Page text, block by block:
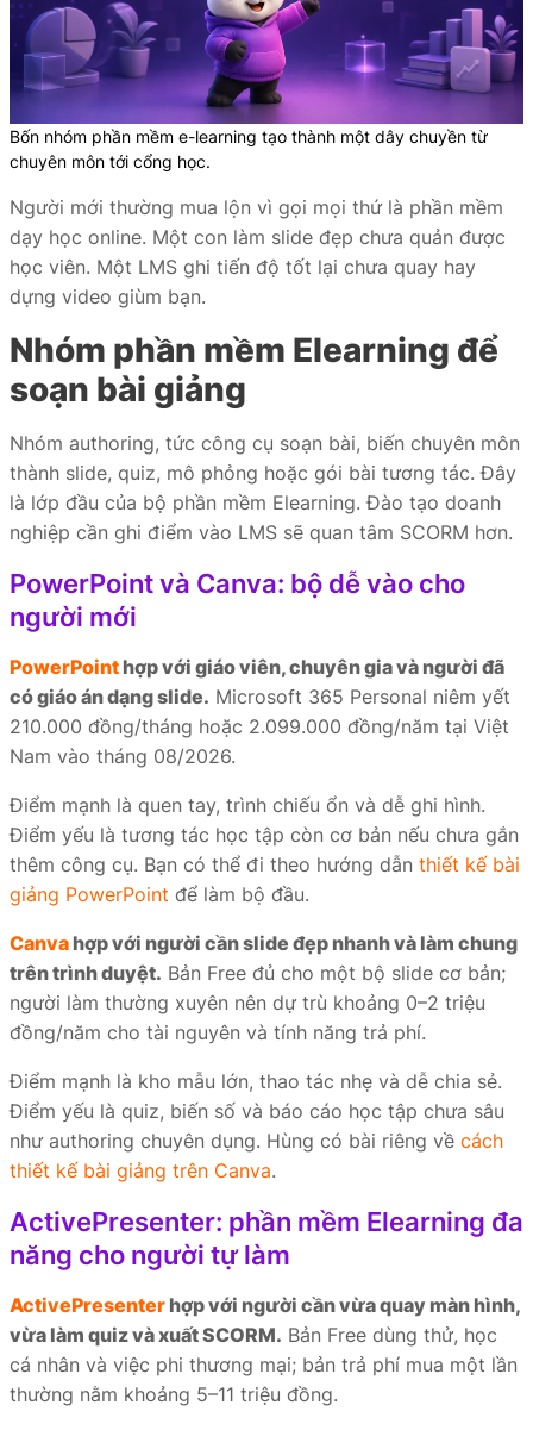
Bốn nhóm phần mềm e-learning tạo thành một dây chuyền từ
chuyên môn tới cổng học.
Người mới thường mua lộn vì gọi mọi thứ là phần mềm
dạy học online. Một con làm slide đẹp chưa quản được
học viên. Một LMS ghi tiến độ tốt lại chưa quay hay
dựng video giùm bạn.
Nhóm phần mềm Elearning để
soạn bài giảng
Nhóm authoring, tức công cụ soạn bài, biến chuyên môn
thành slide, quiz, mô phỏng hoặc gói bài tương tác. Đây
là lớp đầu của bộ phần mềm Elearning. Đào tạo doanh
nghiệp cần ghi điểm vào LMS sẽ quan tâm SCORM hơn.
PowerPoint và Canva: bộ dễ vào cho
người mới
PowerPoint hợp với giáo viên, chuyên gia và người đã
có giáo án dạng slide. Microsoft 365 Personal niêm yết
210.000 đồng/tháng hoặc 2.099.000 đồng/năm tại Việt
Nam vào tháng 08/2026.
Điểm mạnh là quen tay, trình chiếu ổn và dễ ghi hình.
Điểm yếu là tương tác học tập còn cơ bản nếu chưa gắn
thêm công cụ. Bạn có thể đi theo hướng dẫn thiết kế bài
giảng PowerPoint để làm bộ đầu.
Canva hợp với người cần slide đẹp nhanh và làm chung
trên trình duyệt. Bản Free đủ cho một bộ slide cơ bản;
người làm thường xuyên nên dự trù khoảng 0–2 triệu
đồng/năm cho tài nguyên và tính năng trả phí.
Điểm mạnh là kho mẫu lớn, thao tác nhẹ và dễ chia sẻ.
Điểm yếu là quiz, biến số và báo cáo học tập chưa sâu
như authoring chuyên dụng. Hùng có bài riêng về cách
thiết kế bài giảng trên Canva.
ActivePresenter: phần mềm Elearning đa
năng cho người tự làm
ActivePresenter hợp với người cần vừa quay màn hình,
vừa làm quiz và xuất SCORM. Bản Free dùng thử, học
cá nhân và việc phi thương mại; bản trả phí mua một lần
thường nằm khoảng 5–11 triệu đồng.